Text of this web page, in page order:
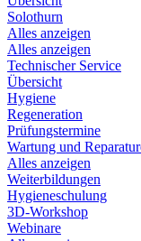
Solothurn
Alles anzeigen
Alles anzeigen
Technischer Service
Übersicht
Hygiene
Regeneration
Prüfungstermine
Wartung und
Alles anzeigen
Weiterbildungen
Hygieneschulung
3D-Workshop
Webinare